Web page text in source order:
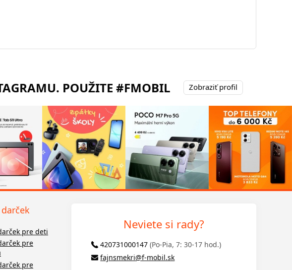
POUŽITE #FMOBIL Zobraziť profil
pre deti
pre
pre
Neviete si rady?
420731000147 (Po-Pia, 7: 30-17 hod.)
fajnsmekri@f-mobil.sk